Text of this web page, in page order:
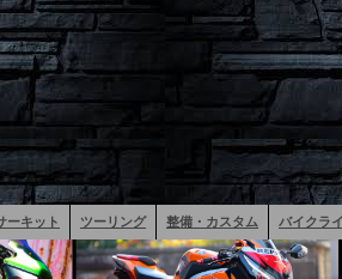
ーキット ツーリング 整備・カスタム バイクラ